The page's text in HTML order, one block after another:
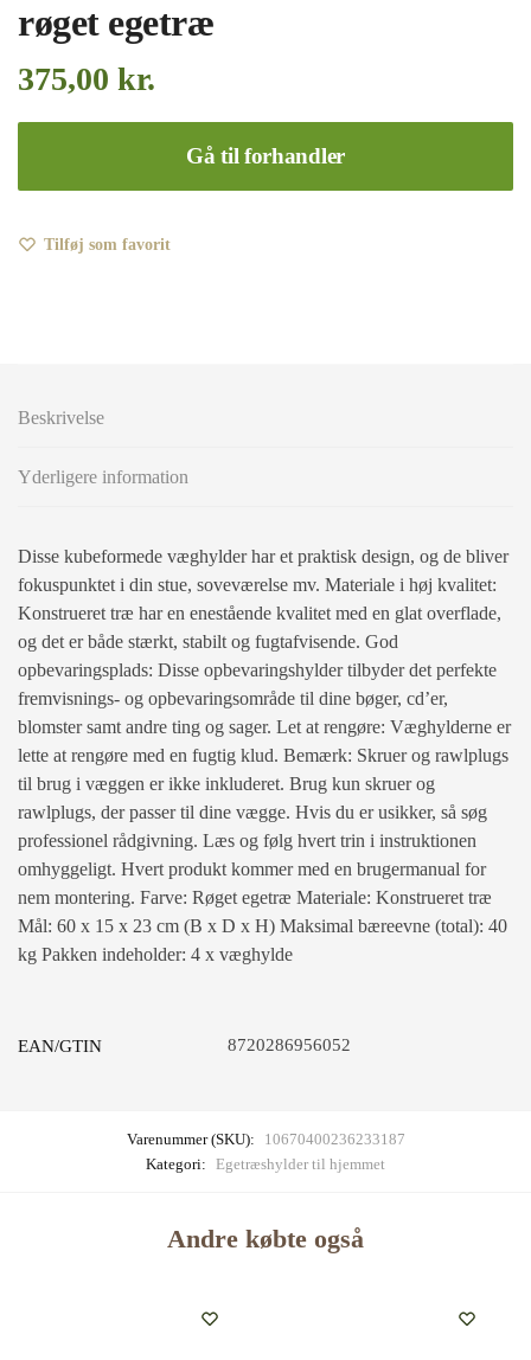
røget egetræ
375,00 kr.
Gå til forhandler
Tilføj som favorit
Beskrivelse
Yderligere information
Disse kubeformede væghylder har et praktisk design, og de bliver
fokuspunktet i din stue, soveværelse mv. Materiale i høj kvalitet:
Konstrueret træ har en enestående kvalitet med en glat overflade,
og det er både stærkt, stabilt og fugtafvisende. God
opbevaringsplads: Disse opbevaringshylder tilbyder det perfekte
fremvisnings- og opbevaringsområde til dine bøger, cd’er,
blomster samt andre ting og sager. Let at rengøre: Væghylderne er
lette at rengøre med en fugtig klud. Bemærk: Skruer og rawlplugs
til brug i væggen er ikke inkluderet. Brug kun skruer og
rawlplugs, der passer til dine vægge. Hvis du er usikker, så søg
professionel rådgivning. Læs og følg hvert trin i instruktionen
omhyggeligt. Hvert produkt kommer med en brugermanual for
nem montering. Farve: Røget egetræ Materiale: Konstrueret træ
Mål: 60 x 15 x 23 cm (B x D x H) Maksimal bæreevne (total): 40
kg Pakken indeholder: 4 x væghylde
EAN/GTIN 8720286956052
Varenummer (SKU):
10670400236233187
Kategori: Egetræshylder til hjemmet
Andre købte også